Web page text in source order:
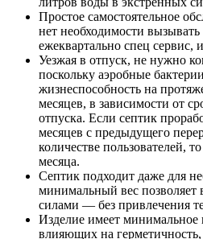
Простое самостоятельное
нет необходимости вызывать
ежеквартально спец сервис,
Уезжая в отпуск, не нужно
поскольку аэробные
жизнеспособность на
месяцев, в зависимости от
отпуска. Если септик
месяцев с предыдущего
количестве пользователей,
месяца.
Септик подходит даже для
минимальный вес
силами — без привлечения
Изделие имеет минимальное
влияющих на